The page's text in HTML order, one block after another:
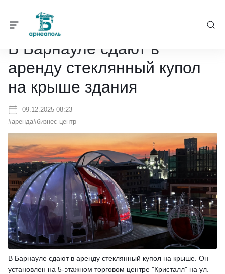
Барнеаполь / В Барнауле сдают в аренду стеклянный
В Барнауле сдают в
аренду стеклянный купол
на крыше здания
09.12.2025 08:23
#аренда#бизнес-центр
В Барнауле сдают в аренду стеклянный купол на крыше. Он
установлен на 5-этажном торговом центре "Кристалл" на ул.